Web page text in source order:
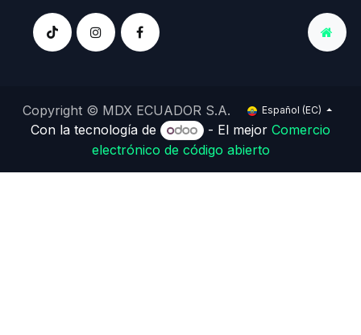
Copyright © MDX ECUADOR S.A. Español (EC)
Con la tecnología de - El mejorComercio
electrónico de código abierto